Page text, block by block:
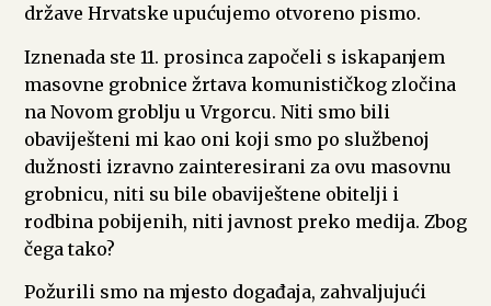
države Hrvatske upućujemo otvoreno pismo.
Iznenada ste 11. prosinca započeli s iskapanjem
masovne grobnice žrtava komunističkog zločina
na Novom groblju u Vrgorcu. Niti smo bili
obaviješteni mi kao oni koji smo po službenoj
dužnosti izravno zainteresirani za ovu masovnu
grobnicu, niti su bile obaviještene obitelji i
rodbina pobijenih, niti javnost preko medija. Zbog
čega tako?
Požurili smo na mjesto događaja, zahvaljujući